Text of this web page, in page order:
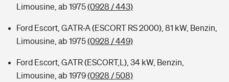
Limousine, ab 1975(0928 / 443)
Ford Escort, GATR-A (ESCORT RS 2000), 81 kW, Benzin,
Limousine, ab 1975(0928 / 449)
Ford Escort, GATR (ESCORT,L), 34 kW, Benzin,
Limousine, ab 1979(0928 / 508)